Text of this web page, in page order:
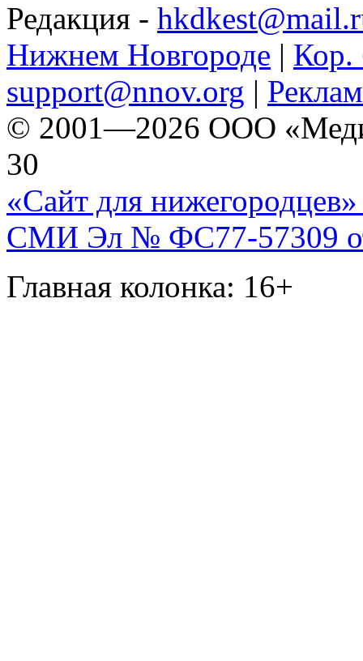
Редакция -
Нижнем Новгороде | Кор.
support@nnov.org |
© 2001—2026 ООО
30
«Сайт для нижегородцев»
СМИ Эл № ФС77-57309
Главная колонка: 16+